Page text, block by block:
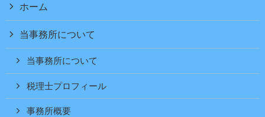
ホーム
当事務所について
当事務所について
税理士プロフィール
事務所概要